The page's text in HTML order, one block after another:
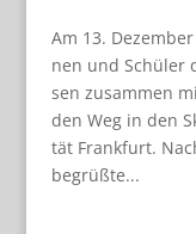
Am 13.
nen und Schü­ler
sen zusam­men
den Weg in den
tät Frankfurt.
begrüßte...